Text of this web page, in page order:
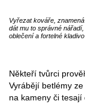
Vyřezat kováře, znamená
dát mu to správné nářadí,
oblečení a fortelné kladivo
Někteří tvůrci
Vyrábějí betlémy
na kameny či